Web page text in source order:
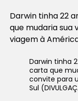
Darwin tinha 22
que mudaria sua
viagem à
Darwin tinha
carta que
convite para
Sul